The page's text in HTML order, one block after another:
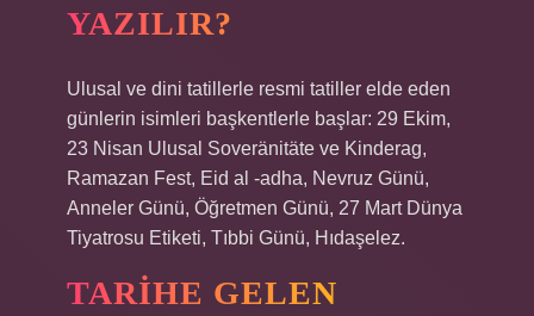
YAZILIR?
Ulusal ve dini tatillerle resmi tatiller elde eden
günlerin isimleri başkentlerle başlar: 29 Ekim,
23 Nisan Ulusal Soveränitäte ve Kinderag,
Ramazan Fest, Eid al -adha, Nevruz Günü,
Anneler Günü, Öğretmen Günü, 27 Mart Dünya
Tiyatrosu Etiketi, Tıbbi Günü, Hıdaşelez.
TARIHE GELEN